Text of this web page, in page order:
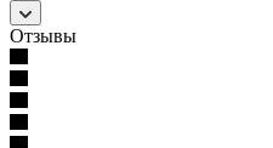
Отзывы